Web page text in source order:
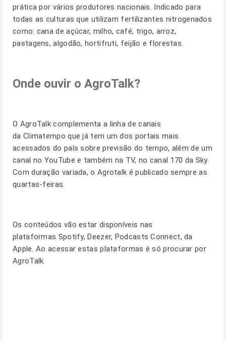
prática por vários produtores nacionais. Indicado para
todas as culturas que utilizam fertilizantes nitrogenados
como: cana de açúcar, milho, café, trigo, arroz,
pastagens, algodão, hortifruti, feijão e florestas.
Onde ouvir o AgroTalk?
O AgroTalk complementa a linha de canais
da Climatempo que já tem um dos portais mais
acessados do país sobre previsão do tempo, além de um
canal no YouTube e também na TV, no canal 170 da Sky.
Com duração variada, o Agrotalk é publicado sempre as
quartas-feiras.
Os conteúdos vão estar disponíveis nas
plataformas Spotify, Deezer, Podcasts Connect, da
Apple. Ao acessar estas plataformas é só procurar por
AgroTalk.